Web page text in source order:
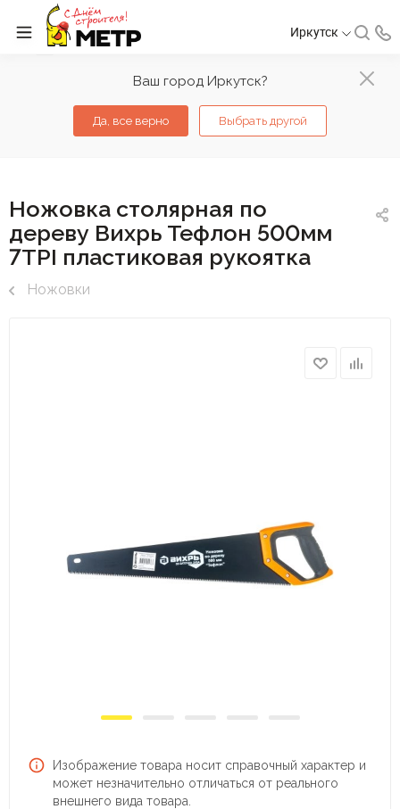
Ваш город Иркутск?
Да, все верно Выбрать другой
Иркутск
Ножовка столярная по
дереву Вихрь Тефлон 500мм
7TPI пластиковая рукоятка
Ножовки
Изображение товара носит справочный характер и
может незначительно отличаться от реального
внешнего вида товара.